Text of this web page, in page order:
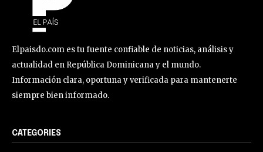
Elpaisdo.com es tu fuente confiable de noticias, análisis y
actualidad en República Dominicana y el mundo.
Información clara, oportuna y verificada para mantenerte
siempre bien informado.
CATEGORIES